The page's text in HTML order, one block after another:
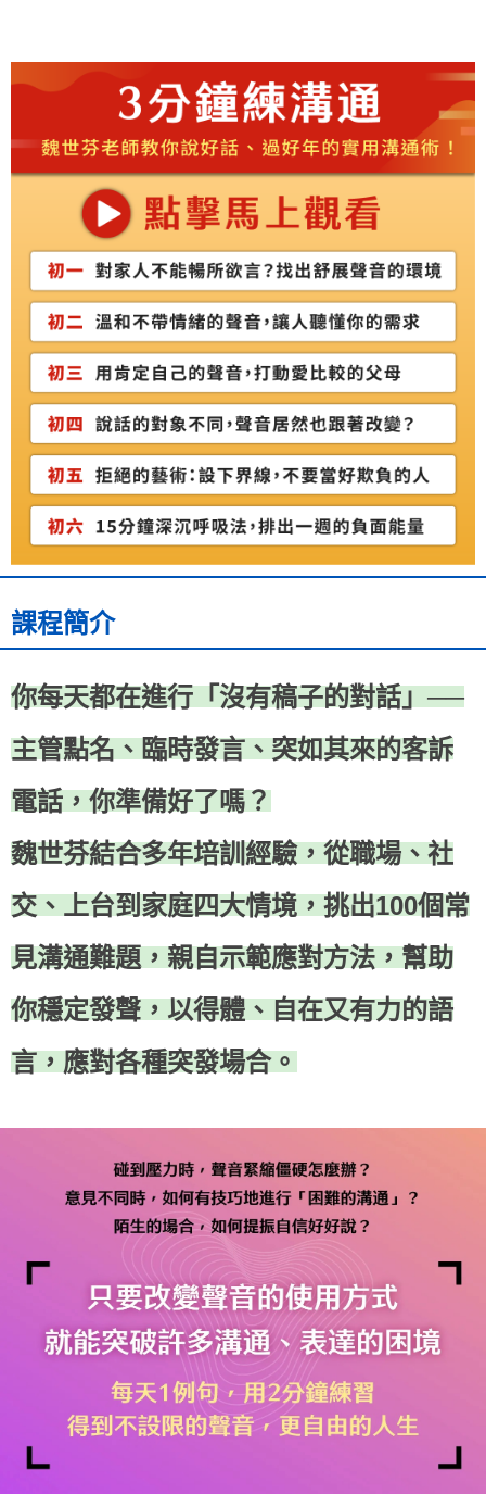
雜誌海外運費 查看運費
數位商品海外免運 查看運費
課程簡介
你每天都在進行「沒有稿子的對話」──
主管點名、臨時發言、突如其來的客訴
電話，你準備好了嗎？
魏世芬結合多年培訓經驗，從職場、社
交、上台到家庭四大情境，挑出100個常
見溝通難題，親自示範應對方法，幫助
你穩定發聲，以得體、自在又有力的語
言，應對各種突發場合。